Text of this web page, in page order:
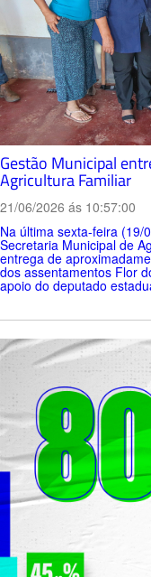
Gestão Municipal
Agricultura Familiar
21/06/2026 ás 10:57:00
Na última sexta-feira (19/
Secretaria Municipal de
entrega de
dos assentamentos Flor
apoio do deputado